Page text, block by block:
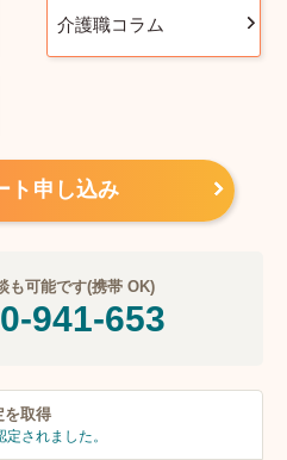
介護職コラム
ト申し込み
も可能です(携帯 OK)
941-653
を取得
定されました。